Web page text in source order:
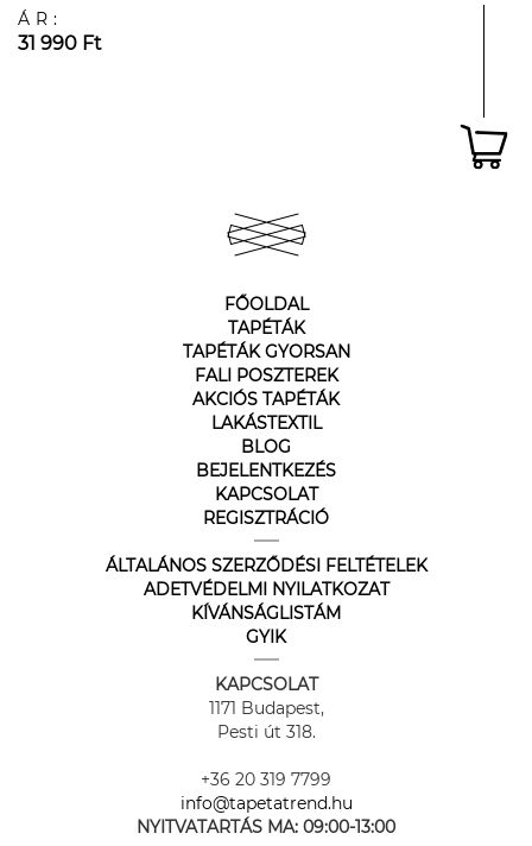
ÁR:
31 990 Ft
FŐOLDAL
TAPÉTÁK
TAPÉTÁK GYORSAN
FALI POSZTEREK
AKCIÓS TAPÉTÁK
LAKÁSTEXTIL
BLOG
BEJELENTKEZÉS
KAPCSOLAT
REGISZTRÁCIÓ
ÁLTALÁNOS SZERZŐDÉSI FELTÉTELEK
ADETVÉDELMI NYILATKOZAT
KÍVÁNSÁGLISTÁM
GYIK
KAPCSOLAT
1171 Budapest,
Pesti út 318.
+36 20 319 7799
info@tapetatrend.hu
NYITVATARTÁS MA: 09:00-13:00